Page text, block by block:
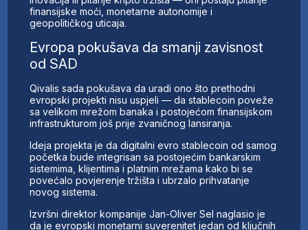
finansijske moći, monetarne autonomije i
geopolitičkog uticaja.
Evropa pokušava da smanji zavisnost
od SAD
Qivalis sada pokušava da uradi ono što prethodni
evropski projekti nisu uspjeli — da stablecoin poveže
sa velikom mrežom banaka i postojećom finansijskom
infrastrukturom još prije zvaničnog lansiranja.
Ideja projekta je da digitalni evro stablecoin od samog
početka bude integrisan sa postojećim bankarskim
sistemima, klijentima i platnim mrežama kako bi se
povećalo povjerenje tržišta i ubrzalo prihvatanje
novog sistema.
Izvršni direktor kompanije Jan-Oliver Sel naglasio je
da je evropski monetarni suverenitet jedan od ključnih